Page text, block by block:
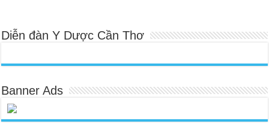
Diễn đàn Y Dược Cần Thơ
Banner Ads